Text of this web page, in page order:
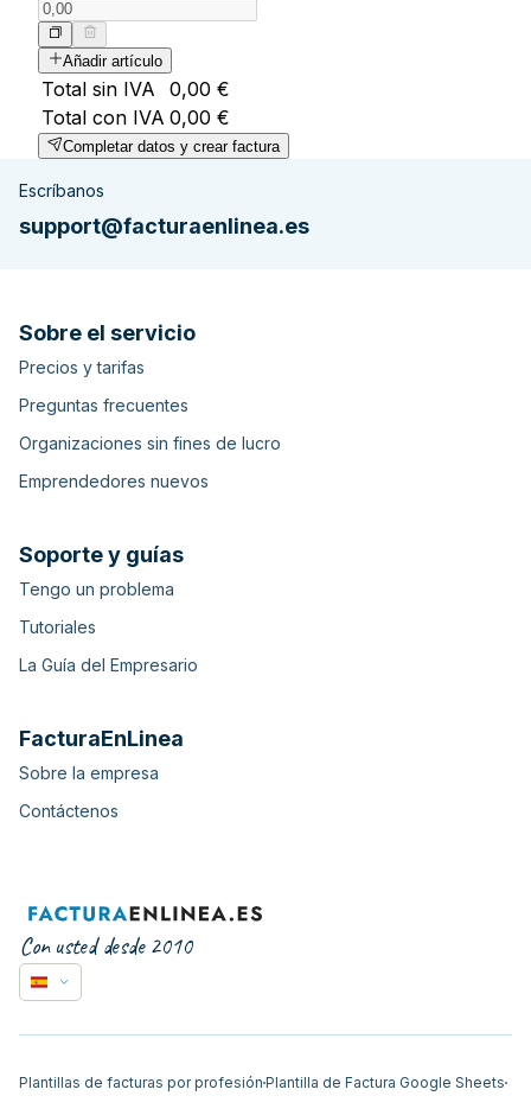
Añadir artículo
Total sin IVA
0,00 €
Total con IVA 0,00 €
Completar datos y crear factura
Escríbanos
support@facturaenlinea.es
Sobre el servicio
Precios y tarifas
Preguntas frecuentes
Organizaciones sin fines de lucro
Emprendedores nuevos
Soporte y guías
Tengo un problema
Tutoriales
La Guía del Empresario
FacturaEnLinea
Sobre la empresa
Contáctenos
Con usted desde 2010
Plantillas de facturas por profesión Plantilla de Factura Google Sheets